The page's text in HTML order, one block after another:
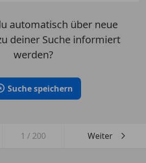
automatisch über neue
deiner Suche informiert
werden?
Suche speichern
1 / 200 Weiter